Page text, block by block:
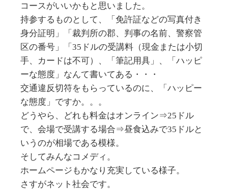
コースがいいかもと思いました。
持参するものとして、「免許証などの写真付き
身分証明」「裁判所の郡、判事の名前、警察管
区の番号」「35ドルの受講料（現金または小切
手、カードは不可）、「筆記用具」、「ハッピ
ーな態度」なんて書いてある・・・
交通違反切符をもらっているのに、「ハッピー
な態度」ですか。。。
どうやら、どれも料金はオンライン⇒25ドル
で、会場で受講する場合⇒昼食込みで35ドルと
いうのが相場である模様。
そしてみんなコメディ。
ホームページもかなり充実している様子。
さすがネット社会です。